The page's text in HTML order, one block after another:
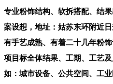
专业粉饰结构、软拆搭配、结
案设想，地址：姑苏东环附近
有手艺成熟、有着二十几年粉
项目标全体结果、工期、工艺
如：城市设备、公共空间、工